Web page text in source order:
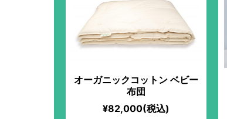
オーガニックコットン ベビー
布団
¥82,000(税込)